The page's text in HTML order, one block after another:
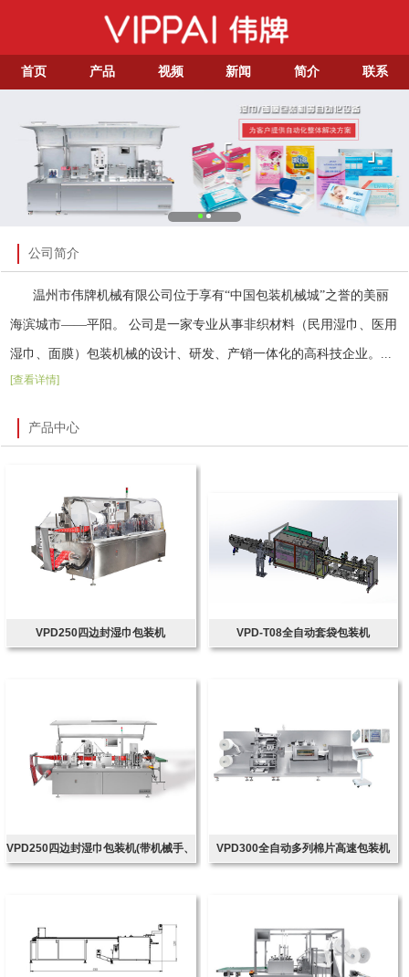
首页 产品 视频 新闻 简介 联系
公司简介
温州市伟牌机械有限公司位于享有“中国包装机械城”之誉的美丽
海滨城市——平阳。 公司是一家专业从事非织材料（民用湿巾、医用
湿巾、面膜）包装机械的设计、研发、产销一体化的高科技企业。...
[查看详情]
产品中心
VPD250四边封湿巾包装机 VPD-T08全自动套袋包装机
VPD250四边封湿巾包装机(带机械手、 VPD300全自动多列棉片高速包装机